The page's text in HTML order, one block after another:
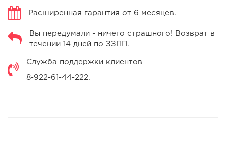
Расширенная гарантия от 6 месяцев.
Вы передумали - ничего страшного! Возврат в
течении 14 дней по ЗЗПП.
Служба поддержки клиентов
8-922-61-44-222.